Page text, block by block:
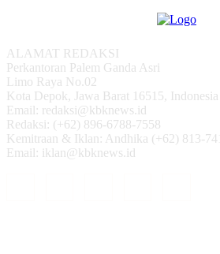
ALAMAT REDAKSI
Perkantoran Palem Ganda Asri
Limo Raya No.02
Kota Depok, Jawa Barat 16515, Indonesia
Email: redaksi@kbknews.id
Redaksi: (+62) 896-6788-7558
Kemitraan & Iklan: Andhika (+62) 813-
Email: iklan@kbknews.id